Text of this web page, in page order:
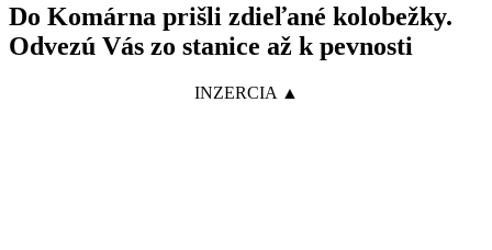
Do Komárna prišli zdieľané kolobežky.
Odvezú Vás zo stanice až k pevnosti
INZERCIA ▲